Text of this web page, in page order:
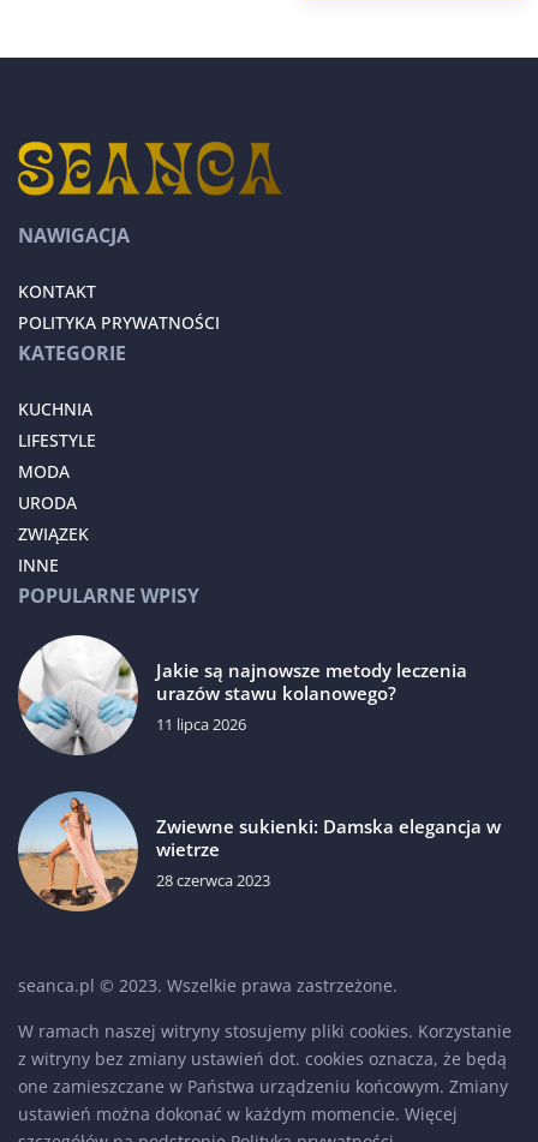
NAWIGACJA
KONTAKT
POLITYKA PRYWATNOŚCI
KATEGORIE
KUCHNIA
LIFESTYLE
MODA
URODA
ZWIĄZEK
INNE
POPULARNE WPISY
Jakie są najnowsze metody leczenia
urazów stawu kolanowego?
11 lipca 2026
Zwiewne sukienki: Damska elegancja w
wietrze
28 czerwca 2023
seanca.pl © 2023. Wszelkie prawa zastrzeżone.
W ramach naszej witryny stosujemy pliki cookies. Korzystanie
z witryny bez zmiany ustawień dot. cookies oznacza, że będą
one zamieszczane w Państwa urządzeniu końcowym. Zmiany
ustawień można dokonać w każdym momencie. Więcej